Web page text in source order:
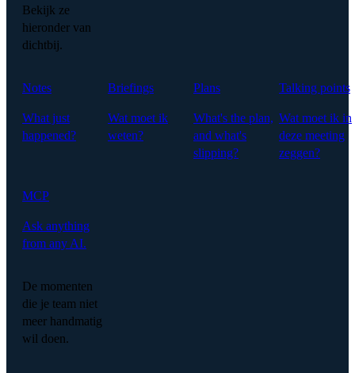
Bekijk ze
hieronder van
dichtbij.
Notes
What just
happened?
Briefings
Wat moet ik
weten?
Plans
What's the plan,
and what's
slipping?
Talking points
Wat moet ik in
deze meeting
zeggen?
MCP
Ask anything
from any AI.
De momenten
die je team niet
meer handmatig
wil doen.